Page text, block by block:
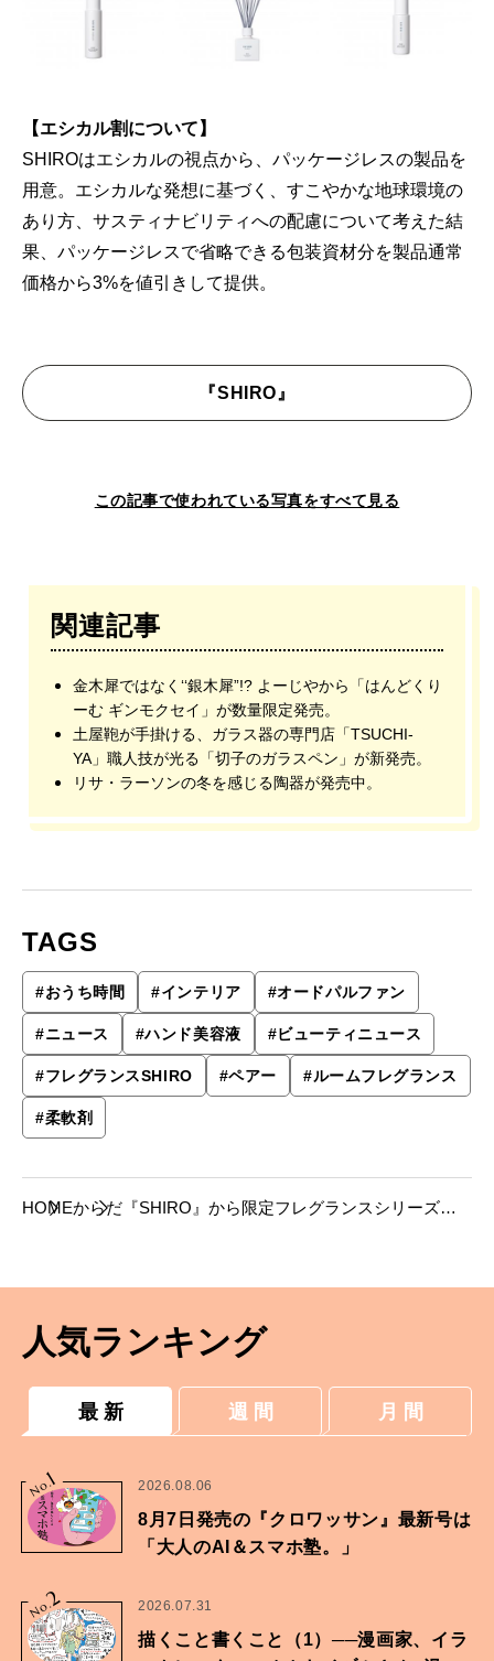
【エシカル割について】
SHIROはエシカルの視点から、パッケージレスの製品を
用意。エシカルな発想に基づく、すこやかな地球環境の
あり方、サスティナビリティへの配慮について考えた結
果、パッケージレスで省略できる包装資材分を製品通常
価格から3%を値引きして提供。
『SHIRO』
この記事で使われている写真をすべて見る
関連記事
金木犀ではなく‘‘銀木犀”!? よーじやから「はんどくり
ーむ ギンモクセイ」が数量限定発売。
土屋鞄が手掛ける、ガラス器の専門店「TSUCHI-
YA」職人技が光る「切子のガラスペン」が新発売。
リサ・ラーソンの冬を感じる陶器が発売中。
TAGS
#おうち時間 #インテリア #オードパルファン
#ニュース #ハンド美容液 #ビューティニュース
#フレグランスSHIRO #ペアー #ルームフレグランス
#柔軟剤
HOMEからだ 『SHIRO』から限定フレグランスシリーズ
人気ランキング
最 新 週 間 月 間
No.
1 2026.08.06
8月7日発売の『クロワッサン』最新号は
「大人のAI＆スマホ塾。」
No.2 2026.07.31
描くこと書くこと（1）──漫画家、イラ